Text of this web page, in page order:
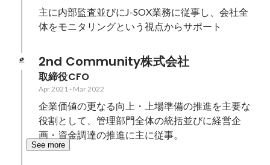
主に内部監査並びにJ-SOX業務に従事し、会社全
体をモニタリングという視点からサポート
2nd Community株式会社
取締役CFO
Apr 2021- Mar 2022
企業価値の更なる向上・上場準備の推進を主要な
役割として、管理部門全体の統括並びに経営企
画・資金調達の推進に主に従事。
See more